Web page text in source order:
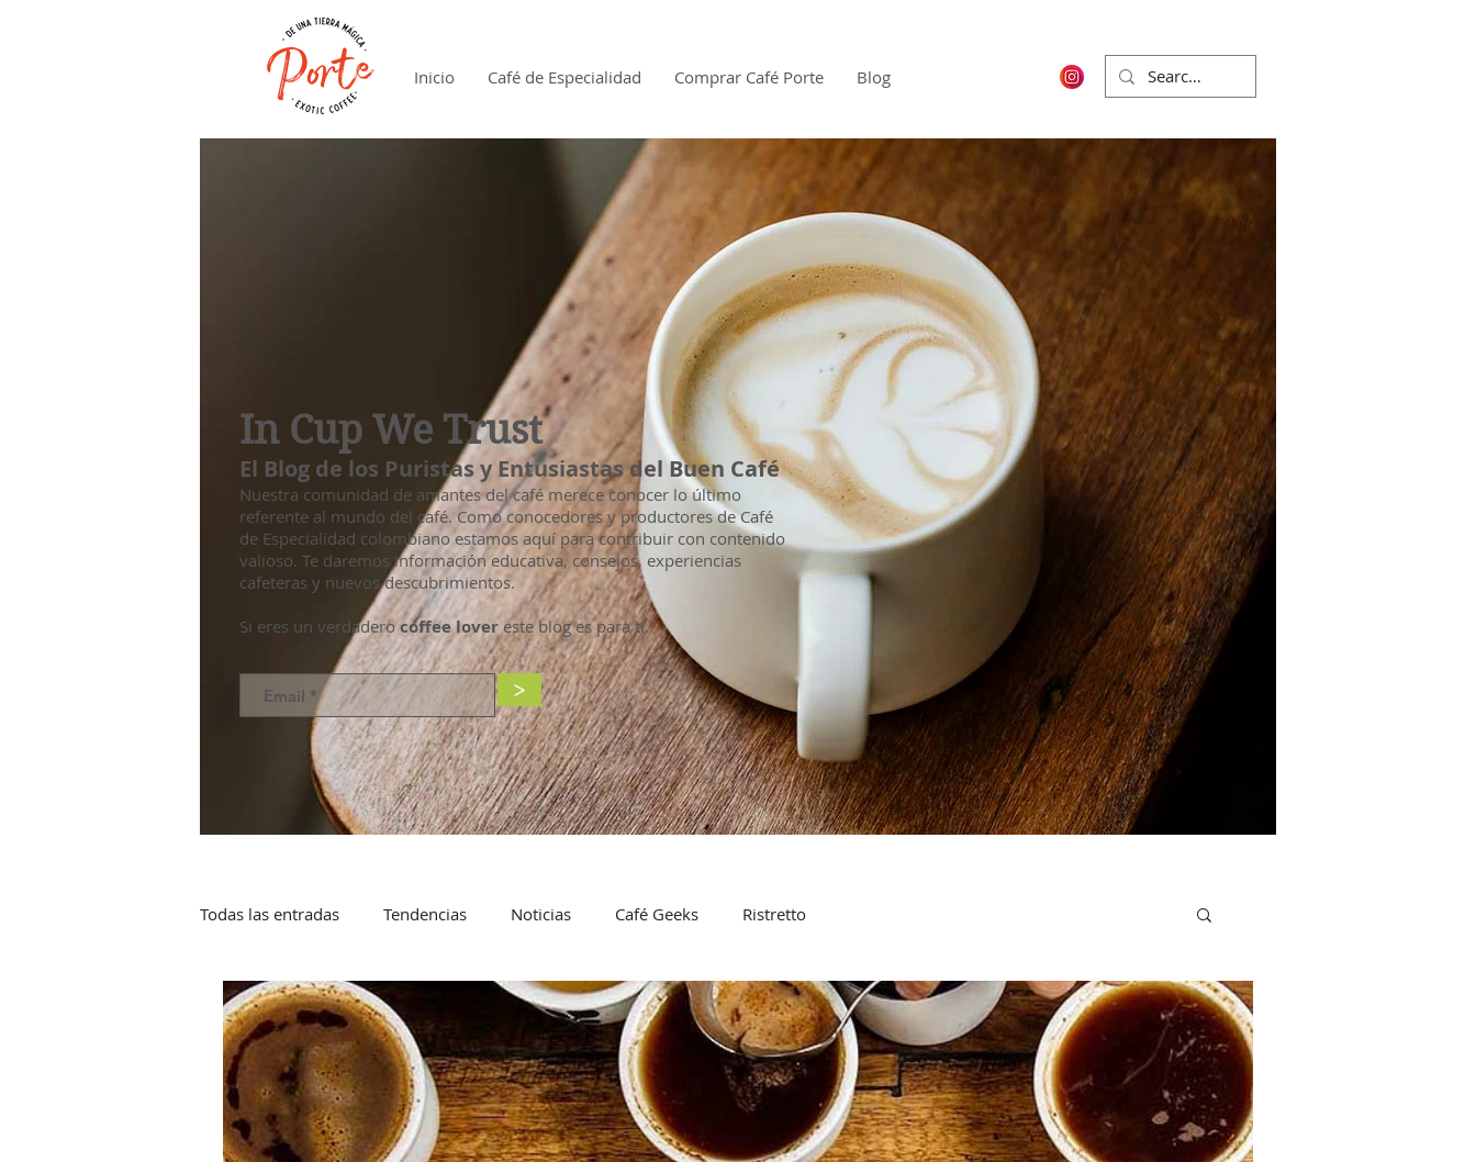
In Cup We Trust
El Blog de los Puristas y Entusiastas del Buen Café
Nuestra comunidad de amantes del café merece conocer lo último
referente al mundo del café. Como conocedores y productores de Café
de Especialidad colombiano estamos aquí para contribuir con contenido
valioso. Te daremos información educativa, consejos, experiencias
cafeteras y nuevos descubrimientos.
Si eres un verdaderocoffee lovereste blog es para ti.
>
Todas las entradas Tendencias Noticias Café Geeks Ristretto
Inicio Café de Especialidad Comprar Café Porte Blog